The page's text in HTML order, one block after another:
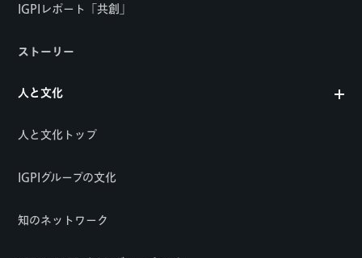
IGPIレポート「共創」
ストーリー
人と文化
人と文化トップ
IGPIグループの文化
知のネットワーク